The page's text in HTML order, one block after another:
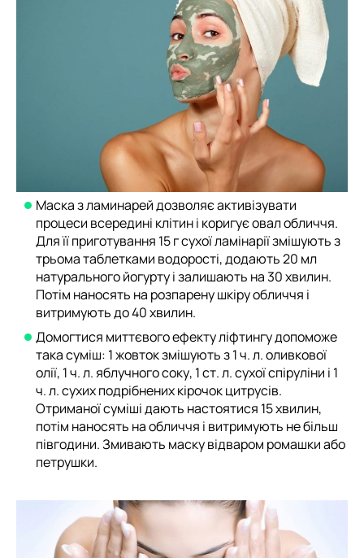
Маска з ламинарей дозволяє активізувати
процеси всередині клітин і коригує овал обличчя.
Для її приготування 15 г сухої ламінарії змішують з
трьома таблетками водорості, додають 20 мл
натурального йогурту і залишають на 30 хвилин.
Потім наносять на розпарену шкіру обличчя і
витримують до 40 хвилин.
Домогтися миттєвого ефекту ліфтингу допоможе
така суміш: 1 жовток змішують з 1 ч. л. оливкової
олії, 1 ч. л. яблучного соку, 1 ст. л. сухої спіруліни і 1
ч. л. сухих подрібнених кірочок цитрусів.
Отриманої суміші дають настоятися 15 хвилин,
потім наносять на обличчя і витримують не більш
півгодини. Змивають маску відваром ромашки або
петрушки.